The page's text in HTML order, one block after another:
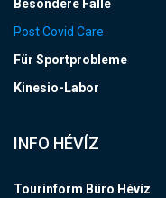
Besondere Fälle
Post Covid Care
Für Sportprobleme
Kinesio-Labor
INFO HÉVÍZ
Tourinform Büro Hévíz